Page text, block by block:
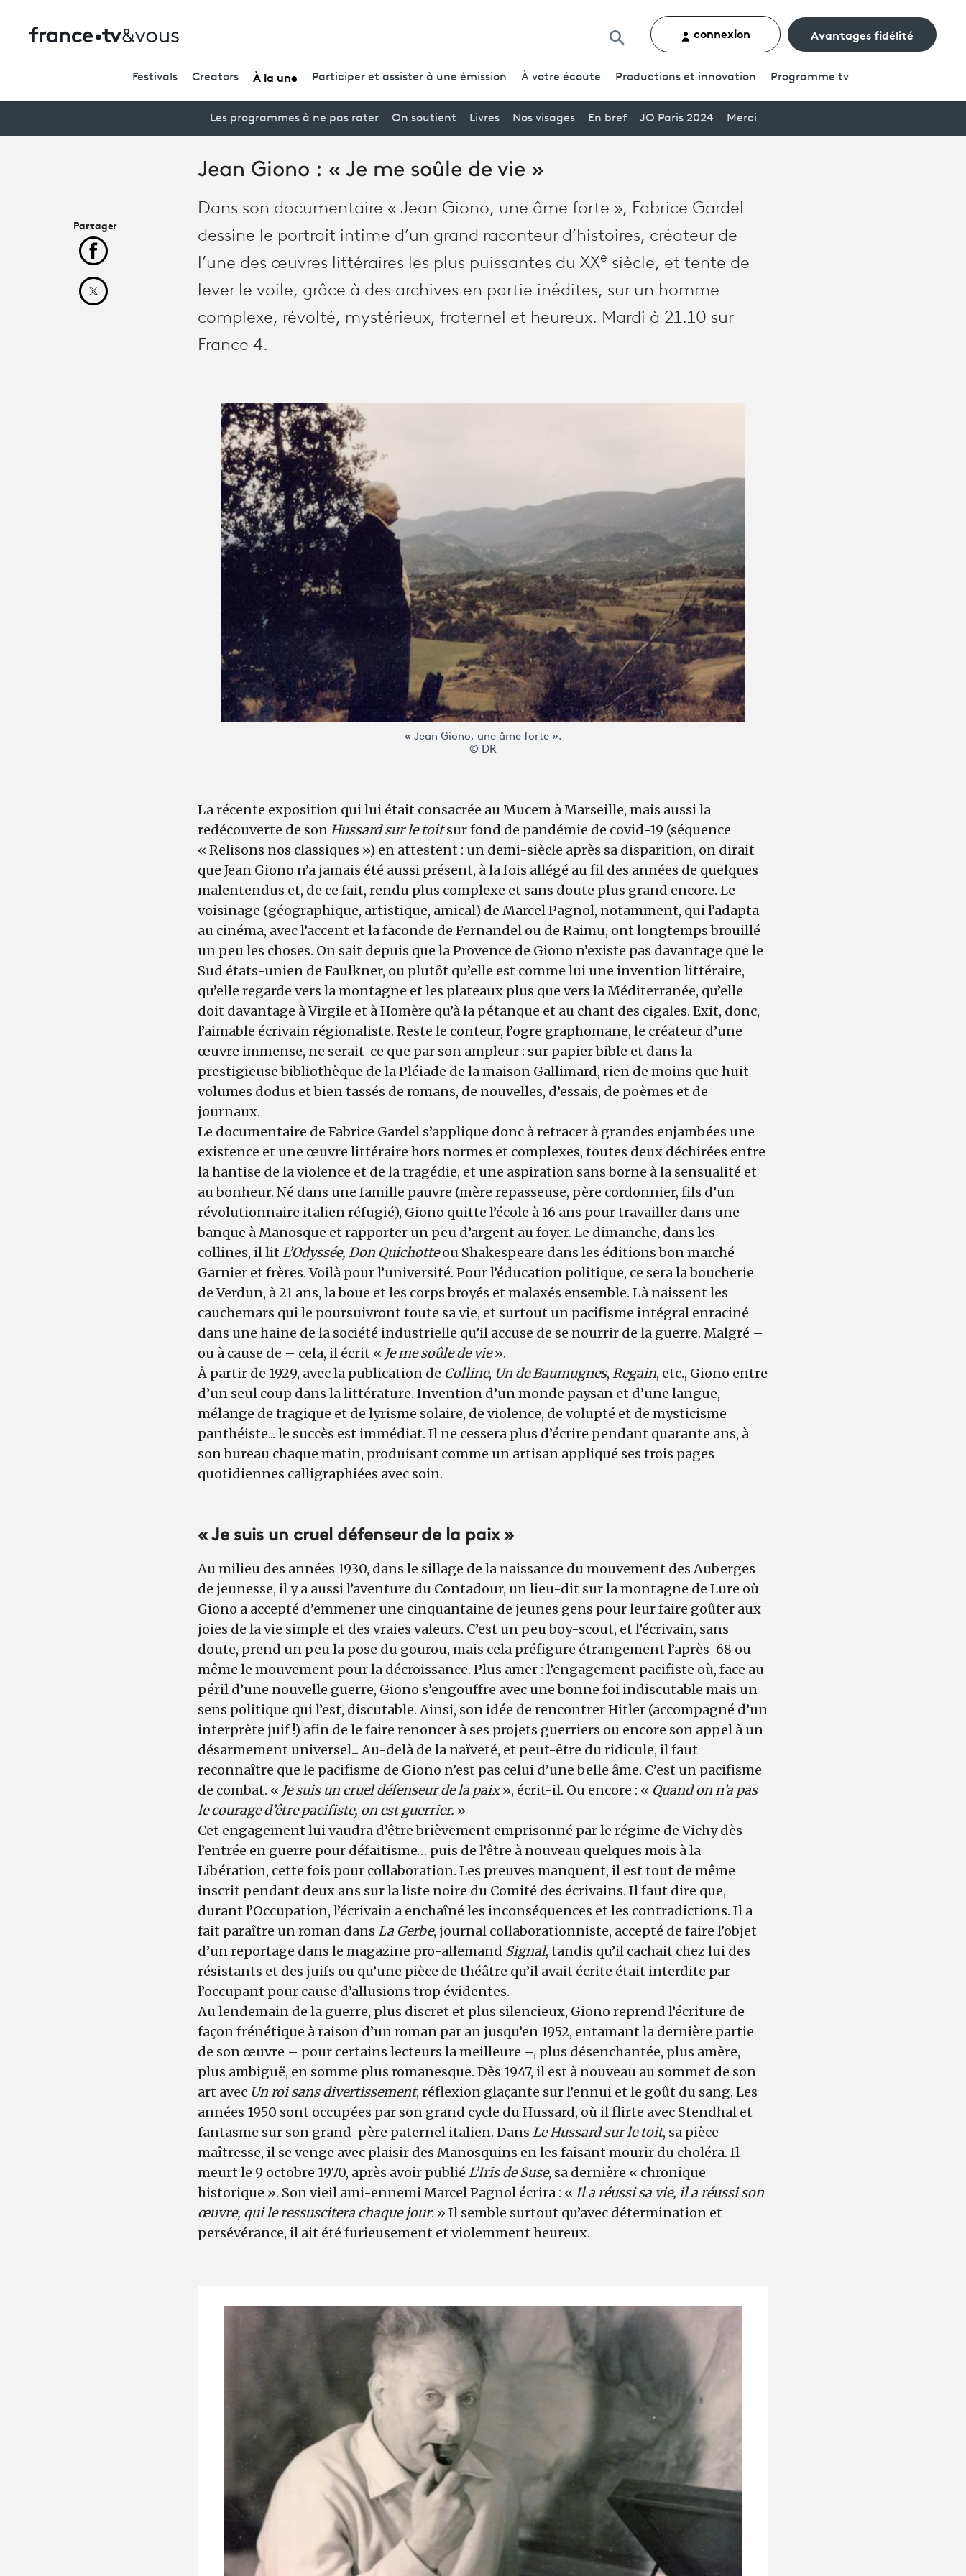
Rechercher un contenu
connexion Avantages fidélité
Festivals Creators À la une Participer et assister à une émission À votre écoute Productions et innovation Programme tv
Les programmes à ne pas rater On soutient Livres Nos visages En bref JO Paris 2024 Merci
Jean Giono : « Je me soûle de vie »
Dans son documentaire « Jean Giono, une âme forte », Fabrice Gardel
dessine le portrait intime d’un grand raconteur d’histoires, créateur de
l’une des œuvres littéraires les plus puissantes du XXe siècle, et tente de
lever le voile, grâce à des archives en partie inédites, sur un homme
complexe, révolté, mystérieux, fraternel et heureux. Mardi à 21.10 sur
France 4.
« Jean Giono, une âme forte ».
© DR
La récente exposition qui lui était consacrée au Mucem à Marseille, mais aussi la
redécouverte de sonHussard sur le toitsur fond de pandémie de covid-19 (séquence
« Relisons nos classiques ») en attestent : un demi-siècle après sa disparition, on dirait
que Jean Giono n’a jamais été aussi présent, à la fois allégé au fil des années de quelques
malentendus et, de ce fait, rendu plus complexe et sans doute plus grand encore. Le
voisinage (géographique, artistique, amical) de Marcel Pagnol, notamment, qui l’adapta
au cinéma, avec l’accent et la faconde de Fernandel ou de Raimu, ont longtemps brouillé
un peu les choses. On sait depuis que la Provence de Giono n’existe pas davantage que le
Sud états-unien de Faulkner, ou plutôt qu’elle est comme lui une invention littéraire,
qu’elle regarde vers la montagne et les plateaux plus que vers la Méditerranée, qu’elle
doit davantage à Virgile et à Homère qu’à la pétanque et au chant des cigales. Exit, donc,
l’aimable écrivain régionaliste. Reste le conteur, l’ogre graphomane, le créateur d’une
œuvre immense, ne serait-ce que par son ampleur : sur papier bible et dans la
prestigieuse bibliothèque de la Pléiade de la maison Gallimard, rien de moins que huit
volumes dodus et bien tassés de romans, de nouvelles, d’essais, de poèmes et de
journaux.
Le documentaire de Fabrice Gardel s’applique donc à retracer à grandes enjambées une
existence et une œuvre littéraire hors normes et complexes, toutes deux déchirées entre
la hantise de la violence et de la tragédie, et une aspiration sans borne à la sensualité et
au bonheur. Né dans une famille pauvre (mère repasseuse, père cordonnier, fils d’un
révolutionnaire italien réfugié), Giono quitte l’école à 16 ans pour travailler dans une
banque à Manosque et rapporter un peu d’argent au foyer. Le dimanche, dans les
collines, il lit L’Odyssée, Don Quichotteou Shakespeare dans les éditions bon marché
Garnier et frères. Voilà pour l’université. Pour l’éducation politique, ce sera la boucherie
de Verdun, à 21 ans, la boue et les corps broyés et malaxés ensemble. Là naissent les
cauchemars qui le poursuivront toute sa vie, et surtout un pacifisme intégral enraciné
dans une haine de la société industrielle qu’il accuse de se nourrir de la guerre. Malgré –
ou à cause de – cela, il écrit « Je me soûle de vie».
À partir de 1929, avec la publication de Colline, Un de Baumugnes, Regain, etc., Giono entre
d’un seul coup dans la littérature. Invention d’un monde paysan et d’une langue,
mélange de tragique et de lyrisme solaire, de violence, de volupté et de mysticisme
panthéiste... le succès est immédiat. Il ne cessera plus d’écrire pendant quarante ans, à
son bureau chaque matin, produisant comme un artisan appliqué ses trois pages
quotidiennes calligraphiées avec soin.
« Je suis un cruel défenseur de la paix »
Au milieu des années 1930, dans le sillage de la naissance du mouvement des Auberges
de jeunesse, il y a aussi l’aventure du Contadour, un lieu-dit sur la montagne de Lure où
Giono a accepté d’emmener une cinquantaine de jeunes gens pour leur faire goûter aux
joies de la vie simple et des vraies valeurs. C’est un peu boy-scout, et l’écrivain, sans
doute, prend un peu la pose du gourou, mais cela préfigure étrangement l’après-68 ou
même le mouvement pour la décroissance. Plus amer : l’engagement pacifiste où, face au
péril d’une nouvelle guerre, Giono s’engouffre avec une bonne foi indiscutable mais un
sens politique qui l’est, discutable. Ainsi, son idée de rencontrer Hitler (accompagné d’un
interprète juif !) afin de le faire renoncer à ses projets guerriers ou encore son appel à un
désarmement universel... Au-delà de la naïveté, et peut-être du ridicule, il faut
reconnaître que le pacifisme de Giono n’est pas celui d’une belle âme. C’est un pacifisme
de combat. « Je suis un cruel défenseur de la paix», écrit-il. Ou encore : « Quand on n’a pas
le courage d’être pacifiste, on est guerrier. »
Cet engagement lui vaudra d’être brièvement emprisonné par le régime de Vichy dès
l’entrée en guerre pour défaitisme… puis de l’être à nouveau quelques mois à la
Libération, cette fois pour collaboration. Les preuves manquent, il est tout de même
inscrit pendant deux ans sur la liste noire du Comité des écrivains. Il faut dire que,
durant l’Occupation, l’écrivain a enchaîné les inconséquences et les contradictions. Il a
fait paraître un roman dans La Gerbe, journal collaborationniste, accepté de faire l’objet
d’un reportage dans le magazine pro-allemand Signal, tandis qu’il cachait chez lui des
résistants et des juifs ou qu’une pièce de théâtre qu’il avait écrite était interdite par
l’occupant pour cause d’allusions trop évidentes.
Au lendemain de la guerre, plus discret et plus silencieux, Giono reprend l’écriture de
façon frénétique à raison d’un roman par an jusqu’en 1952, entamant la dernière partie
de son œuvre – pour certains lecteurs la meilleure –, plus désenchantée, plus amère,
plus ambiguë, en somme plus romanesque. Dès 1947, il est à nouveau au sommet de son
art avec Un roi sans divertissement, réflexion glaçante sur l’ennui et le goût du sang. Les
années 1950 sont occupées par son grand cycle du Hussard, où il flirte avec Stendhal et
fantasme sur son grand-père paternel italien. Dans Le Hussard sur le toit, sa pièce
maîtresse, il se venge avec plaisir des Manosquins en les faisant mourir du choléra. Il
meurt le 9 octobre 1970, après avoir publié L’Iris de Suse, sa dernière « chronique
historique ». Son vieil ami-ennemi Marcel Pagnol écrira : « Il a réussi sa vie, il a réussi son
œuvre, qui le ressuscitera chaque jour. » Il semble surtout qu’avec détermination et
persévérance, il ait été furieusement et violemment heureux.
Partager
Partager cet article sur Facebook
Partager cet article sur X